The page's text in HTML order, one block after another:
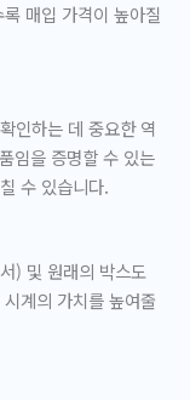
매입 가격이 높아질
인하는 데 중요한 역
임을 증명할 수 있는
수 있습니다.
) 및 원래의 박스도
계의 가치를 높여줄